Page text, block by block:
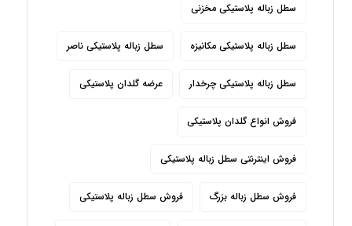
سطل زباله پلاستیکی مخزنی
سطل زباله پلاستیکی مکانیزه سطل زباله پلاستیکی ناصر
سطل زباله پلاستیکی چرخدار عرضه گلدان پلاستیکی
فروش انواع گلدان پلاستیکی
فروش اینترنتی سطل زباله پلاستیکی
فروش سطل زباله بزرگ فروش سطل زباله پلاستیکی